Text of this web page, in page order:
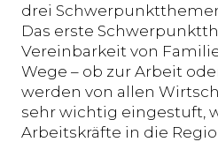
drei
Das erste
Vereinbarkeit von
Wege – ob zur Arbeit
werden von allen
sehr wichtig eingestuft,
Arbeitskräfte in die